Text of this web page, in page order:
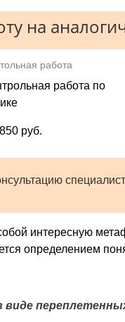
на
работа
работа по
руб.
интересную
определением
виде